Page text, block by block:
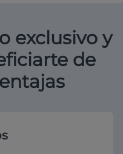
exclusivo y
de